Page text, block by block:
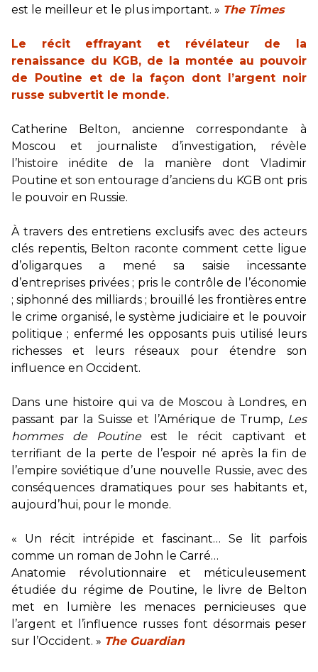
est le meilleur et le plus important. » The Times
Le récit effrayant et révélateur de la
renaissance du KGB, de la montée au pouvoir
de Poutine et de la façon dont l’argent noir
russe subvertit le monde.
Catherine Belton, ancienne correspondante à
Moscou et journaliste d’investigation, révèle
l’histoire inédite de la manière dont Vladimir
Poutine et son entourage d’anciens du KGB ont pris
le pouvoir en Russie.
À travers des entretiens exclusifs avec des acteurs
clés repentis, Belton raconte comment cette ligue
d’oligarques a mené sa saisie incessante
d’entreprises privées ; pris le contrôle de l’économie
; siphonné des milliards ; brouillé les frontières entre
le crime organisé, le système judiciaire et le pouvoir
politique ; enfermé les opposants puis utilisé leurs
richesses et leurs réseaux pour étendre son
influence en Occident.
Dans une histoire qui va de Moscou à Londres, en
passant par la Suisse et l’Amérique de Trump, Les
hommes de Poutineest le récit captivant et
terrifiant de la perte de l’espoir né après la fin de
l’empire soviétique d’une nouvelle Russie, avec des
conséquences dramatiques pour ses habitants et,
aujourd’hui, pour le monde.
« Un récit intrépide et fascinant… Se lit parfois
comme un roman de John le Carré…
Anatomie révolutionnaire et méticuleusement
étudiée du régime de Poutine, le livre de Belton
met en lumière les menaces pernicieuses que
l’argent et l’influence russes font désormais peser
sur l’Occident. » The Guardian